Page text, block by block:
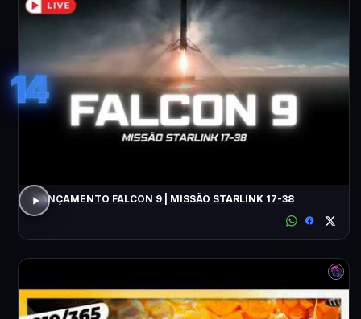
14
LANÇAMENTO FALCON 9 | MISSÃO STARLINK 17-38